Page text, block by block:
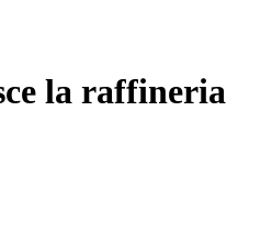
la raffineria